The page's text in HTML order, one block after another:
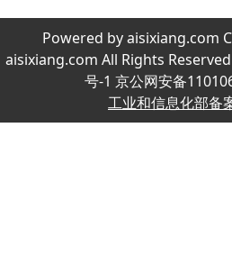
Powered by aisixiang.com
aisixiang.com All Rights
号-1 京公网安备
工业和信息化部备